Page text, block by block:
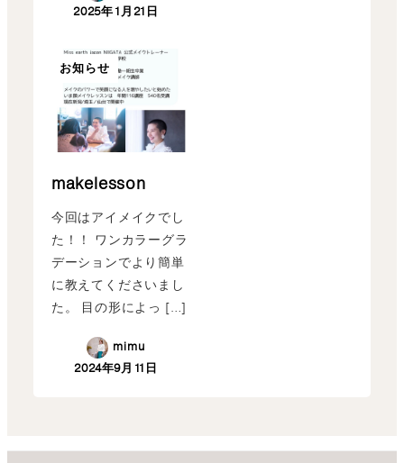
2025年1月21日
お知らせ
makelesson
今回はアイメイクでし
た！！ ワンカラーグラ
デーションでより簡単
に教えてくださいまし
た。 目の形によっ […]
mimu
2024年9月11日